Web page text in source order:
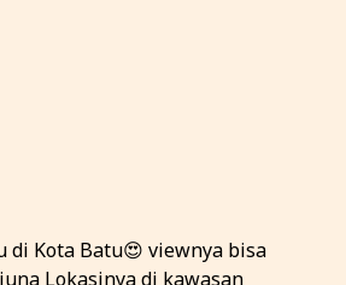
di Kota Batu😍 viewnya bisa
Lokasinya di kawasan